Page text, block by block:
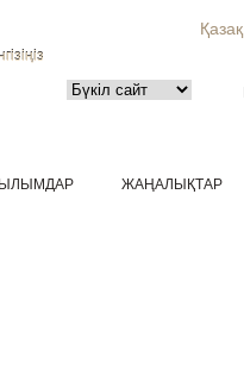
Қазақ
ЖАҢАЛЫҚТАР